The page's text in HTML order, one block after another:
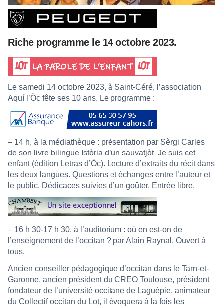
Riche programme le 14 octobre 2023.
Le samedi 14 octobre 2023, à Saint-Céré, l’association
Aquí l’Òc fête ses 10 ans. Le programme :
– 14 h, à la médiathèque : présentation par Sèrgi Carles
de son livre bilingue Istòria d’un sauvatjòt Je suis cet
enfant (édition Letras d’Òc). Lecture d’extraits du récit dans
les deux langues. Questions et échanges entre l’auteur et
le public. Dédicaces suivies d’un goûter. Entrée libre.
– 16 h 30-17 h 30, à l’auditorium : où en est-on de
l’enseignement de l’occitan ? par Alain Raynal. Ouvert à
tous.
Ancien conseiller pédagogique d’occitan dans le Tarn-et-
Garonne, ancien président du CREO Toulouse, président
fondateur de l’université occitane de Laguépie, animateur
du Collectif occitan du Lot, il évoquera à la fois les